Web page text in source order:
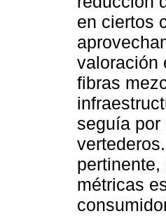
en ciertos
valoración
fibras
seguía por
métricas